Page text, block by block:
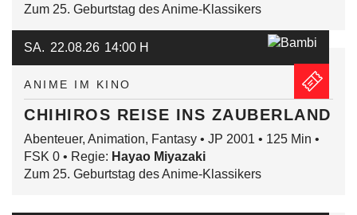
Zum 25. Geburtstag des Anime-Klassikers
ANIME IM KINO
CHIHIROS REISE INS ZAUBERLAND
Abenteuer, Animation, Fantasy • JP 2001 • 125 Min •
FSK 0 • Regie: Hayao Miyazaki
Zum 25. Geburtstag des Anime-Klassikers
SA. 22.08.26 14:00 H